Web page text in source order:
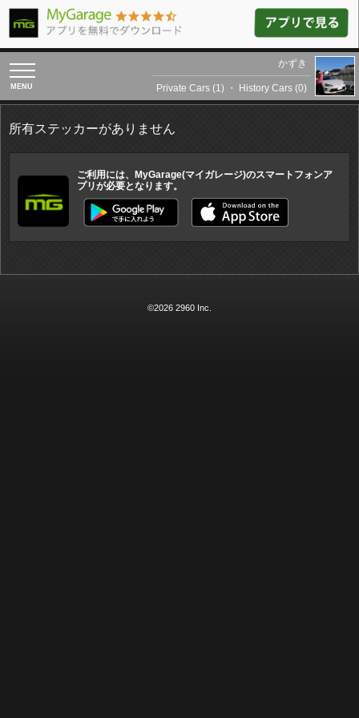
toggle
navigation
かずき
Private Cars (1) ・ History Cars (0)
所有ステッカーがありません
ご利用には、MyGarage(マイガレージ)のスマートフォンア
プリが必要となります。
©2026 2960 Inc.